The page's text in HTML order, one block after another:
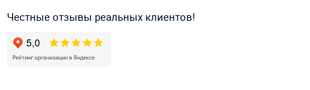
Честные отзывы реальных клиентов!